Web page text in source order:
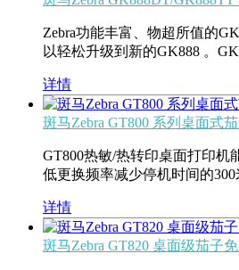
Zebra功能丰富、物超所值的
以轻松升级到新的GK888 。
详情
斑马Zebra GT800 系列桌面式
GT800热敏/热转印桌面打印
低更换频率减少停机时间的
详情
斑马Zebra GT820 桌面级茄子